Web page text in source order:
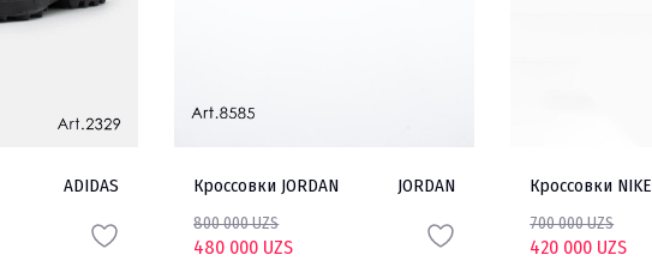
ADIDAS Кроссовки JORDAN JORDAN
800 000 UZS
480 000 UZS
Кроссовки NIKE
700 000 UZS
420 000 UZS